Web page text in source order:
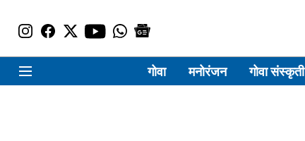
गोवा मनोरंजन गोवा संस्कृती